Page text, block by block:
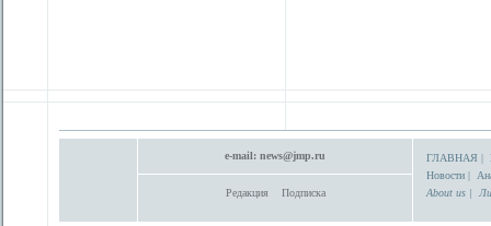
e-mail: news@jmp.ru
Редакция Подписка
ГЛАВНАЯ |
Новости |
About us |